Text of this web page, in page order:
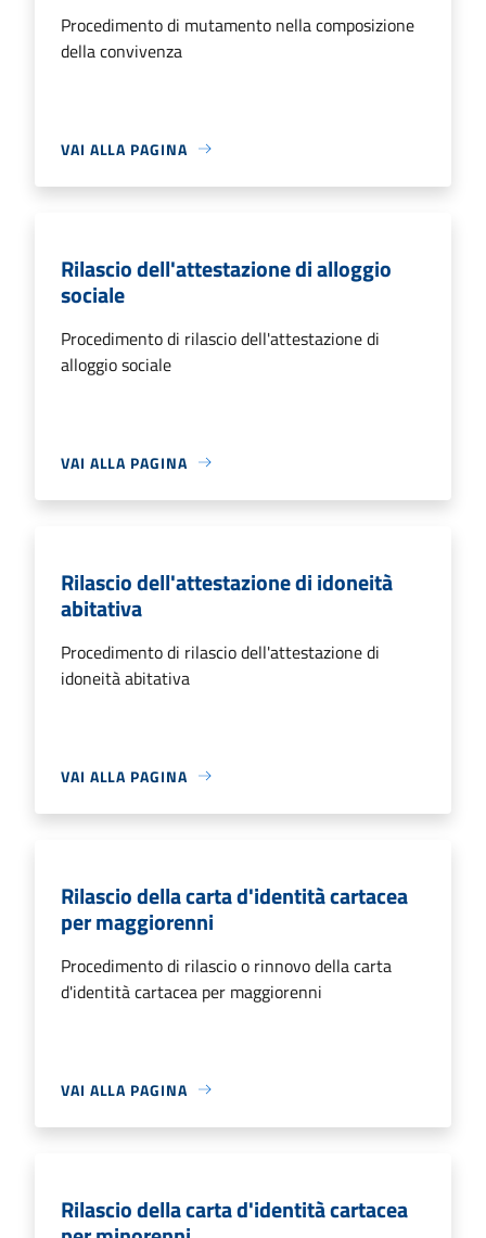
Procedimento di mutamento nella composizione
della convivenza
VAI ALLA PAGINA
Rilascio dell'attestazione di alloggio
sociale
Procedimento di rilascio dell'attestazione di
alloggio sociale
VAI ALLA PAGINA
Rilascio dell'attestazione di idoneità
abitativa
Procedimento di rilascio dell'attestazione di
idoneità abitativa
VAI ALLA PAGINA
Rilascio della carta d'identità cartacea
per maggiorenni
Procedimento di rilascio o rinnovo della carta
d'identità cartacea per maggiorenni
VAI ALLA PAGINA
Rilascio della carta d'identità cartacea